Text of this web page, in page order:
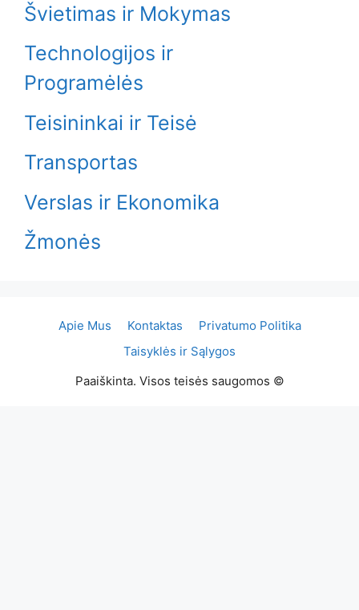
Švietimas ir Mokymas
Technologijos ir
Programėlės
Teisininkai ir Teisė
Transportas
Verslas ir Ekonomika
Žmonės
Apie Mus Kontaktas
Privatumo Politika
Taisyklės ir Sąlygos
Paaiškinta. Visos teisės saugomos ©